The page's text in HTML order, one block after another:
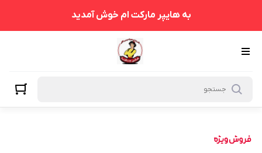
به هایپر مارکت ام خوش آمدید